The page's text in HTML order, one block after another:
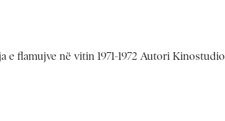
flamujve në vitin 1971-1972 Autori Kinostudio